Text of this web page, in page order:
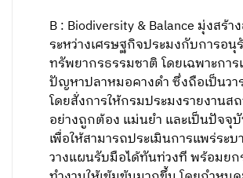
B : Biodiversity & Balance มุ่งสร้า
ระหว่างเศรษฐกิจประมงกับการอนุ
ทรัพยากรธรรมชาติ โดยเฉพาะการ
ปัญหาปลาหมอคางดำ ซึ่งถือเป็นวา
โดยสั่งการให้กรมประมงรายงาน
อย่างถูกต้อง แม่นยำ และเป็นปัจจุ
เพื่อให้สามารถประเมินการแพร่ระ
วางแผนรับมือได้ทันท่วงที พร้อมยก